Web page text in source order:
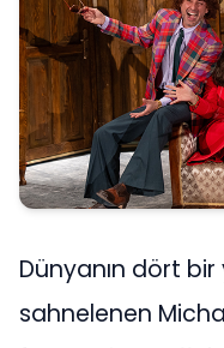
Dünyanın dört
sahnelenen